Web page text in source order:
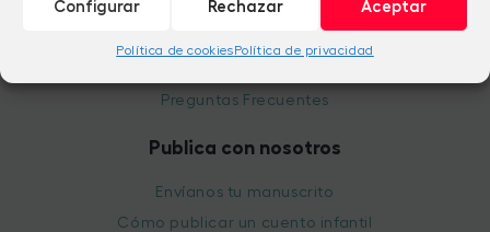
Aceptar
Rechazar
Configurar
Política de cookiesPolítica de privacidad
Nuestra feliz historia
Preguntas Frecuentes
Publica con nosotros
Envíanos tu manuscrito
Cómo publicar un cuento infantil